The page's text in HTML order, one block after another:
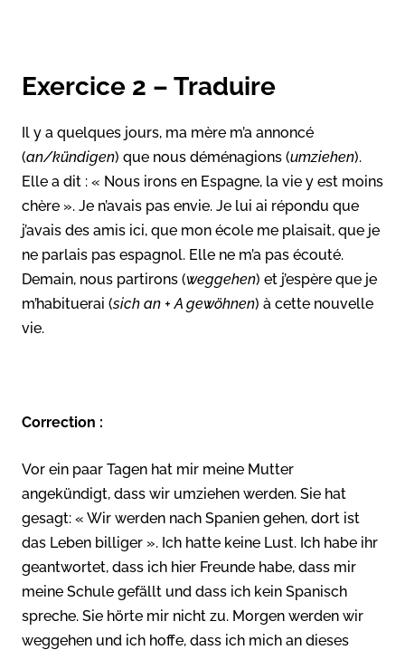
Exercice 2 – Traduire
Il y a quelques jours, ma mère m’a annoncé
(an/kündigen) que nous déménagions (umziehen).
Elle a dit : « Nous irons en Espagne, la vie y est moins
chère ». Je n’avais pas envie. Je lui ai répondu que
j’avais des amis ici, que mon école me plaisait, que je
ne parlais pas espagnol. Elle ne m’a pas écouté.
Demain, nous partirons (weggehen) et j’espère que je
m’habituerai (sich an + A gewöhnen) à cette nouvelle
vie.
Correction :
Vor ein paar Tagen hat mir meine Mutter
angekündigt, dass wir umziehen werden. Sie hat
gesagt: « Wir werden nach Spanien gehen, dort ist
das Leben billiger ». Ich hatte keine Lust. Ich habe ihr
geantwortet, dass ich hier Freunde habe, dass mir
meine Schule gefällt und dass ich kein Spanisch
spreche. Sie hörte mir nicht zu. Morgen werden wir
weggehen und ich hoffe, dass ich mich an dieses